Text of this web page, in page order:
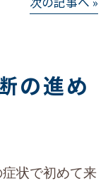
の進め
状で初めて来